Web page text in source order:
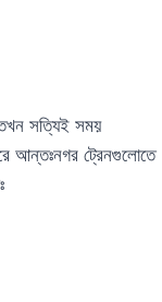
তখন সত্যিই সময়
আন্তঃনগর ট্রেনগুলোতে